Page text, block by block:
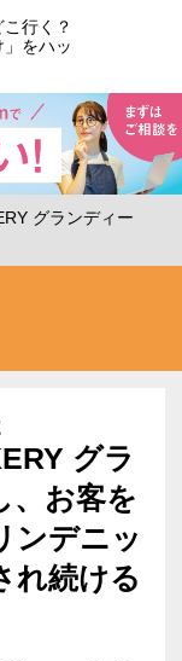
行く？
をハッ
グランディー
グラ
、お客を
ンデニッ
れ続ける